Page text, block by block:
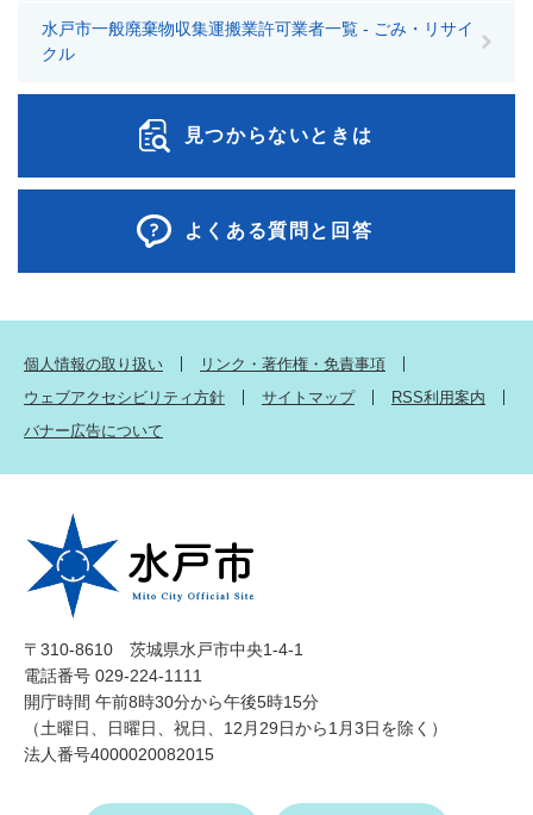
水戸市一般廃棄物収集運搬業許可業者一覧 - ごみ・リサイ
クル
見つからないときは
よくある質問と回答
個人情報の取り扱い
リンク・著作権・免責事項
ウェブアクセシビリティ方針
サイトマップ
RSS利用案内
バナー広告について
〒310-8610 茨城県水戸市中央1-4-1
電話番号 029-224-1111
開庁時間 午前8時30分から午後5時15分
（土曜日、日曜日、祝日、12月29日から1月3日を除く）
法人番号4000020082015